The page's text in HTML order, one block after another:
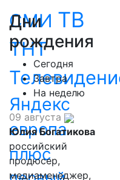
СМИ ТВ
ТНТ
Яндекс
европа
плюс
Дни
рождения
Сегодня
Завтра
На неделю
09 августа
Юлия Богатикова
российский
продюсер,
медиаменеджер,